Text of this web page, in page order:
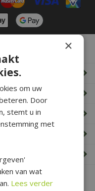
uur)
×
om uw
Door
stemt u in
met
van wat
Lees verder